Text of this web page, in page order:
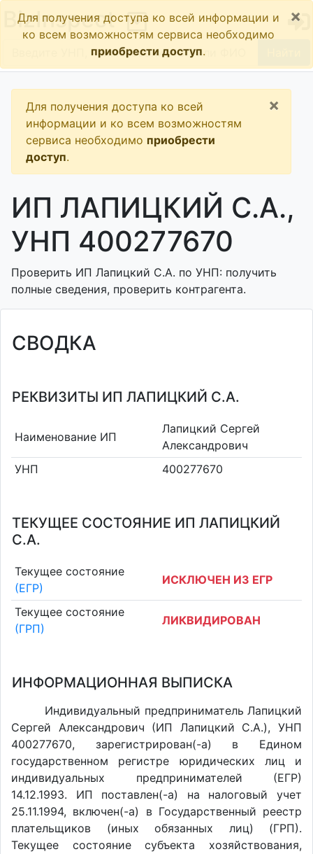
BizInspect
Для получения доступа ко всей информации и
ко всем возможностям сервиса необходимо
приобрести доступ.
×
Для получения доступа ко всей
информации и ко всем возможностям
сервиса необходимо приобрести
доступ.
×
ИП ЛАПИЦКИЙ С.А.,
УНП 400277670
Проверить ИП Лапицкий С.А. по УНП: получить
полные сведения, проверить контрагента.
СВОДКА
РЕКВИЗИТЫ ИП ЛАПИЦКИЙ С.А.
Наименование ИП
Лапицкий Сергей
Александрович
УНП
400277670
ТЕКУЩЕЕ СОСТОЯНИЕ ИП ЛАПИЦКИЙ
С.А.
Текущее состояние
(ЕГР)
ИСКЛЮЧЕН ИЗ ЕГР
Текущее состояние
(ГРП)
ЛИКВИДИРОВАН
ИНФОРМАЦИОННАЯ ВЫПИСКА
Индивидуальный предприниматель Лапицкий
Сергей Александрович (ИП Лапицкий С.А.), УНП
400277670, зарегистрирован(-а) в Едином
государственном регистре юридических лиц и
индивидуальных предпринимателей (ЕГР)
14.12.1993. ИП поставлен(-a) на налоговый учет
25.11.1994, включен(-a) в Государственный реестр
плательщиков (иных обязанных лиц) (ГРП).
Текущее состояние субъекта хозяйствования,